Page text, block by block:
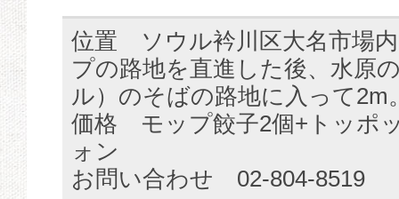
位置 ソウル衿川区大名市場
プの路地を直進した後、水原
ル）のそばの路地に入って2m
価格 モップ餃子2個+トッポ
ォン
お問い合わせ 02-804-8519